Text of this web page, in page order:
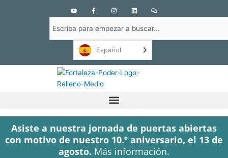
Y
o
u
t
u
b
F
a
c
e
b
o
f
I
n
s
t
a
g
a
L
i
n
k
e
d
C
o
m
e
n
t
en
Español
Asiste a nuestra jornada de puertas abiertas
con motivo de nuestro 10.º aniversario, el 13 de
agosto. Más información.